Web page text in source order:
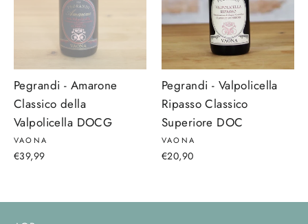
Pegrandi - Amarone
Classico della
Valpolicella DOCG
VAONA
€39,99
Pegrandi - Valpolicella
Ripasso Classico
Superiore DOC
VAONA
€20,90